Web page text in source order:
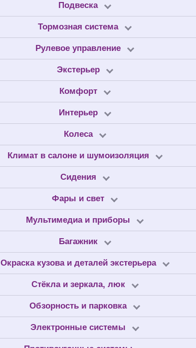
Подвеска
Тормозная система
Рулевое управление
Экстерьер
Комфорт
Интерьер
Колеса
Климат в салоне и шумоизоляция
Сидения
Фары и свет
Мультимедиа и приборы
Багажник
Окраска кузова и деталей экстерьера
Стёкла и зеркала, люк
Обзорность и парковка
Электронные системы